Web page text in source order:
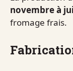
novembre à
fromage frais.